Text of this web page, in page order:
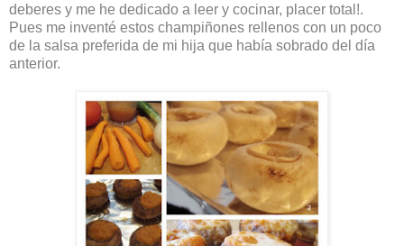
deberes y me he dedicado a leer y cocinar, placer total!.
Pues me inventé estos champiñones rellenos con un poco
de la salsa preferida de mi hija que había sobrado del día
anterior.